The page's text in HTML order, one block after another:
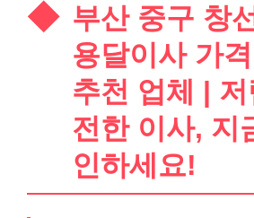
부산 중구 창
용달이사 가
추천 업체 |
전한 이사, 지
인하세요!